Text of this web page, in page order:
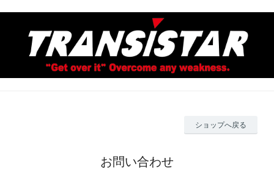
ショップへ戻る
お問い合わせ